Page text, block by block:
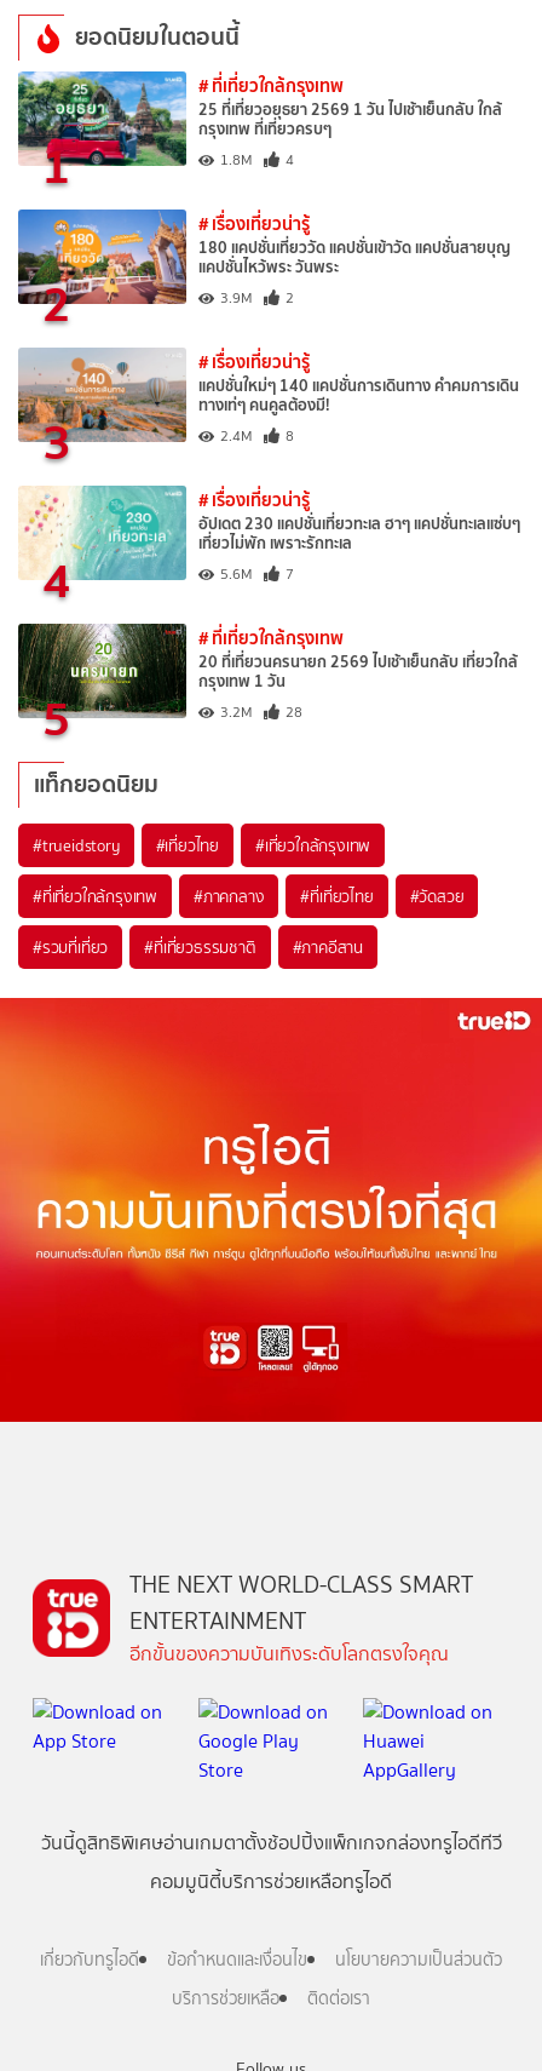
ยอดนิยมในตอนนี้
1
# ที่เที่ยวใกล้กรุงเทพ
25 ที่เที่ยวอยุธยา 2569 1 วัน ไปเช้าเย็นกลับ ใกล้
กรุงเทพ ที่เที่ยวครบๆ
1.8M 4
2
# เรื่องเที่ยวน่ารู้
180 แคปชั่นเที่ยววัด แคปชั่นเข้าวัด แคปชั่นสายบุญ
แคปชั่นไหว้พระ วันพระ
3.9M 2
3
# เรื่องเที่ยวน่ารู้
แคปชั่นใหม่ๆ 140 แคปชั่นการเดินทาง คำคมการเดิน
ทางเท่ๆ คนคูลต้องมี!
2.4M 8
4
# เรื่องเที่ยวน่ารู้
อัปเดต 230 แคปชั่นเที่ยวทะเล ฮาๆ แคปชั่นทะเลแซ่บๆ
เที่ยวไม่พัก เพราะรักทะเล
5.6M 7
5
# ที่เที่ยวใกล้กรุงเทพ
20 ที่เที่ยวนครนายก 2569 ไปเช้าเย็นกลับ เที่ยวใกล้
กรุงเทพ 1 วัน
3.2M 28
แท็กยอดนิยม
#trueidstory #เที่ยวไทย #เที่ยวใกล้กรุงเทพ
#ที่เที่ยวใกล้กรุงเทพ #ภาคกลาง #ที่เที่ยวไทย #วัดสวย
#รวมที่เที่ยว #ที่เที่ยวธรรมชาติ #ภาคอีสาน
THE NEXT WORLD-CLASS SMART
ENTERTAINMENT
อีกขั้นของความบันเทิงระดับโลกตรงใจคุณ
วันนี้ดูสิทธิพิเศษอ่านเกมตาตั้งช้อปปิ้งแพ็กเกจกล่องทรูไอดีทีวี
คอมมูนิตี้บริการช่วยเหลือทรูไอดี
เกี่ยวกับทรูไอดี ข้อกำหนดและเงื่อนไข
นโยบายความเป็นส่วนตัว
บริการช่วยเหลือ
ติดต่อเรา